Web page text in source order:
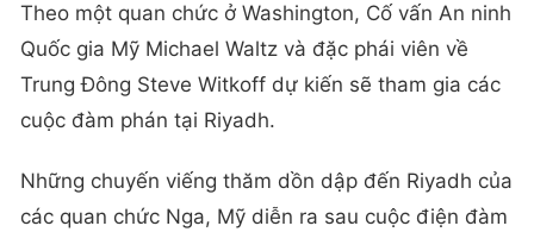
Theo một quan chức ở Washington, Cố vấn An ninh
Quốc gia Mỹ Michael Waltz và đặc phái viên về
Trung Đông Steve Witkoff dự kiến sẽ tham gia các
cuộc đàm phán tại Riyadh.
Những chuyến viếng thăm dồn dập đến Riyadh của
các quan chức Nga, Mỹ diễn ra sau cuộc điện đàm